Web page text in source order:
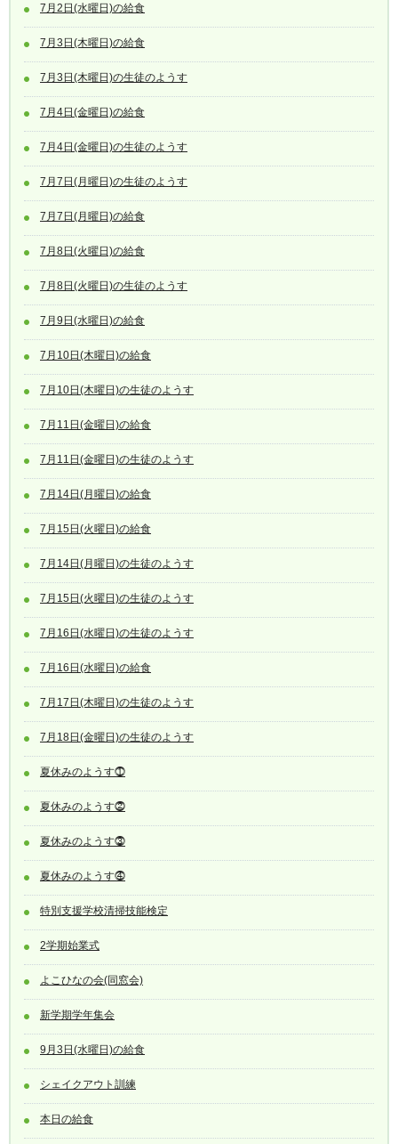
7月2日(水曜日)の給食
7月3日(木曜日)の給食
7月3日(木曜日)の生徒のようす
7月4日(金曜日)の給食
7月4日(金曜日)の生徒のようす
7月7日(月曜日)の生徒のようす
7月7日(月曜日)の給食
7月8日(火曜日)の給食
7月8日(火曜日)の生徒のようす
7月9日(水曜日)の給食
7月10日(木曜日)の給食
7月10日(木曜日)の生徒のようす
7月11日(金曜日)の給食
7月11日(金曜日)の生徒のようす
7月14日(月曜日)の給食
7月15日(火曜日)の給食
7月14日(月曜日)の生徒のようす
7月15日(火曜日)の生徒のようす
7月16日(水曜日)の生徒のようす
7月16日(水曜日)の給食
7月17日(木曜日)の生徒のようす
7月18日(金曜日)の生徒のようす
夏休みのようす⓵
夏休みのようす⓶
夏休みのようす⓷
夏休みのようす⓸
特別支援学校清掃技能検定
2学期始業式
よこひなの会(同窓会)
新学期学年集会
9月3日(水曜日)の給食
シェイクアウト訓練
本日の給食